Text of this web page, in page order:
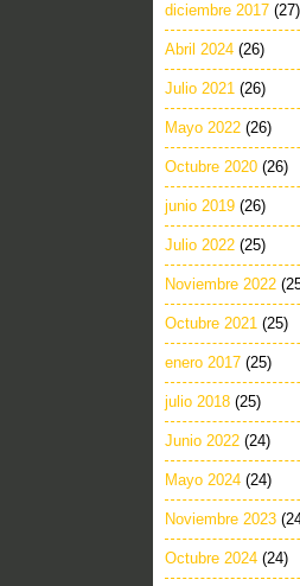
diciembre 2017 (27)
Abril 2024 (26)
Julio 2021 (26)
Mayo 2022 (26)
Octubre 2020 (26)
junio 2019 (26)
Julio 2022 (25)
Noviembre 2022
Octubre 2021 (25)
enero 2017 (25)
julio 2018 (25)
Junio 2022 (24)
Mayo 2024 (24)
Noviembre 2023
Octubre 2024 (24)